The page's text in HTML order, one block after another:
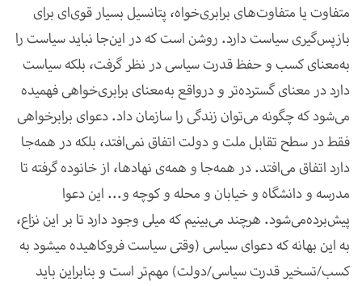
متفاوت یا متفاوت‌های برابری‌خواه، پتانسیل بسیار قوی‌ای برای
بازپس‌گیری سیاست دارد. روشن است که در این‌جا نباید سیاست را
به‌معنای کسب و حفظ قدرت سیاسی در نظر گرفت، بلکه سیاست
دارد در معنای گسترده‌تر و درواقع به‌معنای برابری‌خواهی فهمیده
می‌شود که چگونه می‌توان زندگی را سازمان داد. دعوای برابر‌خواهی
فقط در سطح تقابل ملت و دولت اتفاق نمی‌افتد، بلکه در همه‌جا
دارد اتفاق می‌افتد. در همه‌جا و همه‌ی نهادها، از خانوده گرفته تا
مدرسه و دانشگاه و خیابان و محله و کوچه و... این دعوا
پیش‌برده‌می‌شود. هرچند می‌بینیم که میلی وجود دارد تا بر این نزاع‌،
به این بهانه که دعوای سیاسی (وقتی سیاست فروکاهیده می­شود به
کسب/تسخیر قدرت سیاسی/دولت) مهم‌تر است و بنابراین باید